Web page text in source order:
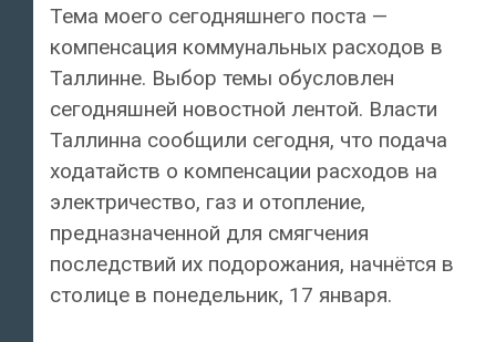
Тема моего сегодняшнего поста —
компенсация коммунальных расходов в
Таллинне. Выбор темы обусловлен
сегодняшней новостной лентой. Власти
Таллинна сообщили сегодня, что подача
ходатайств о компенсации расходов на
электричество, газ и отопление,
предназначенной для смягчения
последствий их подорожания, начнётся в
столице в понедельник, 17 января.